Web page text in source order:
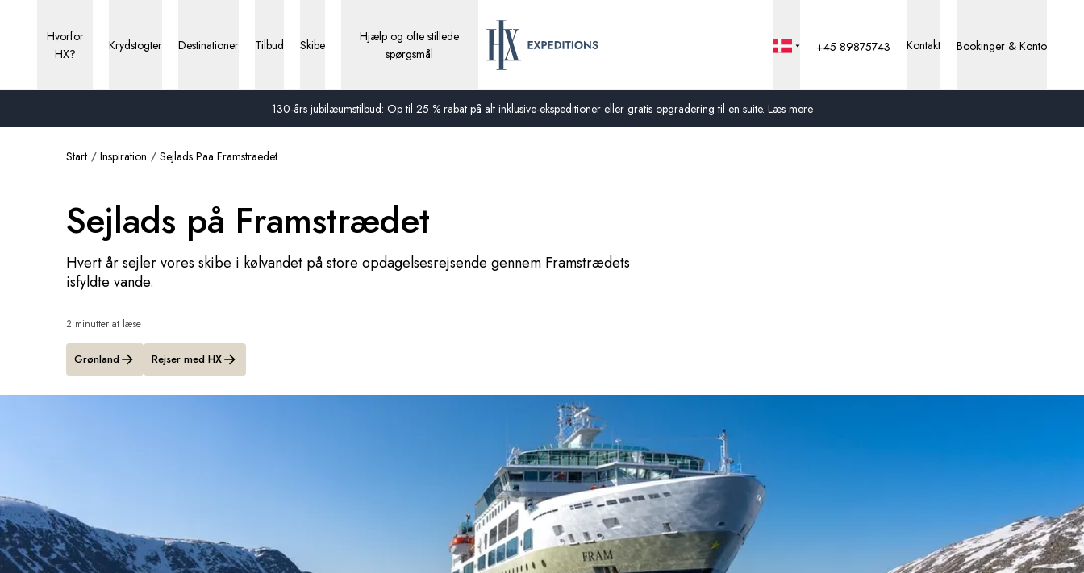
130-års jubilæumstilbud: Op til 25 % rabat på alt inklusive-ekspeditioner eller gratis opgradering til en suite. Læs mere
Hvorfor
HX?
Krydstogter Destinationer Tilbud Skibe
Hjælp og ofte stillede
spørgsmål
+45 89875743 Kontakt Bookinger & Konto
Start Inspiration Sejlads Paa Framstraedet
Sejlads på Framstrædet
Hvert år sejler vores skibe i kølvandet på store opdagelsesrejsende gennem Framstrædets
isfyldte vande.
2 minutter at læse
Grønland Rejser med HX